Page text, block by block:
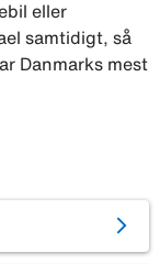
eller
samtidigt, så
Danmarks mest